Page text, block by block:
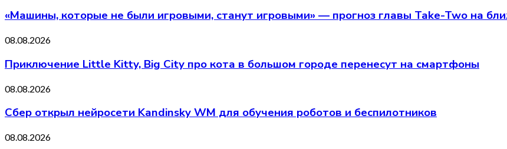
«Машины, которые не были игровыми, станут игровыми» — прогноз главы Take-Two на
08.08.2026
Приключение Little Kitty, Big City про кота в большом городе перенесут на смартфоны
08.08.2026
Сбер открыл нейросети Kandinsky WM для обучения роботов и беспилотников
08.08.2026